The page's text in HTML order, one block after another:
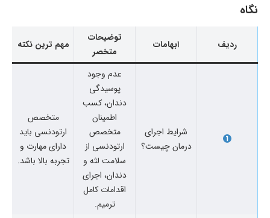
نگاه
ردیف ابهامات
توضیحات
متخصر
مهم ترین نکته
شرایط اجرای
درمان چیست؟
عدم وجود
پوسیدگی
دندان، کسب
اطمینان
متخصص
ارتودنسی از
سلامت لثه و
دندان، اجرای
اقدامات کامل
ترمیم.
متخصص
ارتودنسی باید
دارای مهارت و
تجربه بالا باشد.